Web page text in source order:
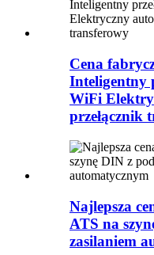
Cena
Inteligentny
WiFi
przełącznik
Najlepsza
ATS na
zasilaniem